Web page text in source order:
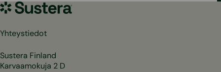
Sustera
Yhteystiedot
Sustera Finland
Karvaamokuja 2 D